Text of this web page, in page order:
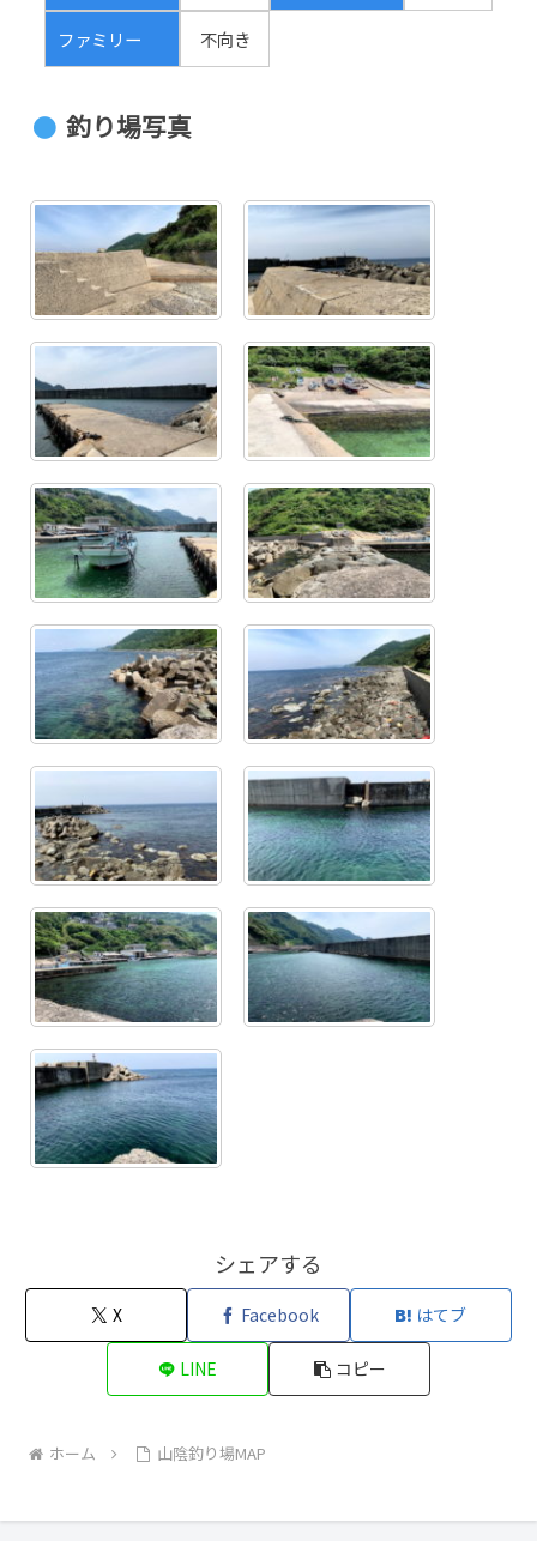
ファミリー 不向き
釣り場写真
シェアする
X Facebook はてブ
LINE コピー
ホーム 山陰釣り場MAP